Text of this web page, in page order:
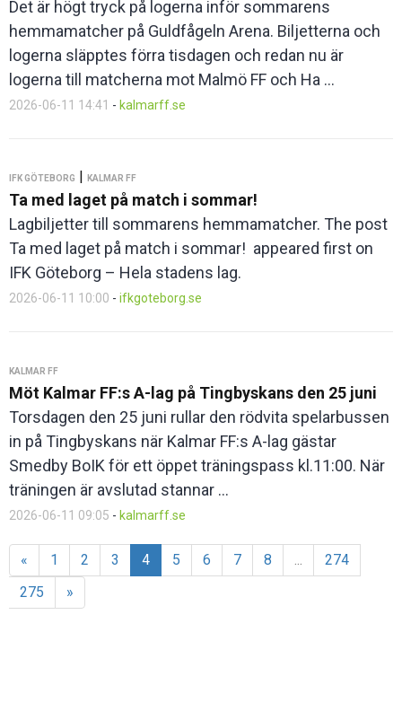
Det är högt tryck på logerna inför sommarens
hemmamatcher på Guldfågeln Arena. Biljetterna och
logerna släpptes förra tisdagen och redan nu är
logerna till matcherna mot Malmö FF och Ha ...
2026-06-11 14:41 - kalmarff.se
IFK GÖTEBORG | KALMAR FF
Ta med laget på match i sommar!
Lagbiljetter till sommarens hemmamatcher. The post
Ta med laget på match i sommar! appeared first on
IFK Göteborg – Hela stadens lag.
2026-06-11 10:00 - ifkgoteborg.se
KALMAR FF
Möt Kalmar FF:s A-lag på Tingbyskans den 25 juni
Torsdagen den 25 juni rullar den rödvita spelarbussen
in på Tingbyskans när Kalmar FF:s A-lag gästar
Smedby BoIK för ett öppet träningspass kl.11:00. När
träningen är avslutad stannar ...
2026-06-11 09:05 - kalmarff.se
« 1 2 3 4 5 6 7 8 ...
274
275
»